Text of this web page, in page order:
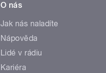
O nás
Jak nás naladíte
Nápověda
Lidé v rádiu
Kariéra